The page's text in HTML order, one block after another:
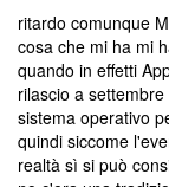
ritardo comunque
cosa che mi ha mi
quando in effetti
rilascio a
sistema operativo
quindi siccome
realtà sì si può